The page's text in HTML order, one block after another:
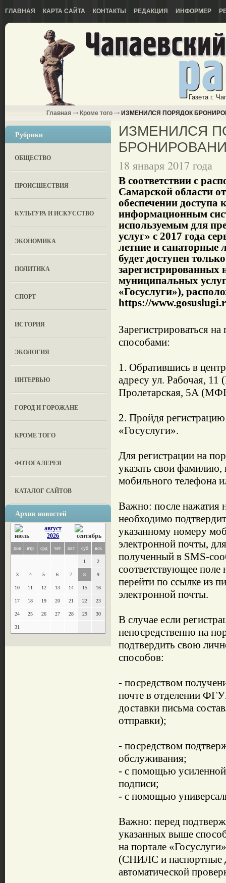
ГЛАВНАЯ КАРТА САЙТА КОНТАКТЫ РЕДАКЦИЯ ИНФОРМЕР
Газета г.
Главная Кроме того ИЗМЕНИЛСЯ ПОРЯДОК
Рубрики
ОБЩЕСТВО
ПРОИСШЕСТВИЯ
КУЛЬТУРА И ИСКУССТВО
ЭКОНОМИКА
ПОЛИТИКА
СПОРТ
ИСТОРИЯ
ЭКОЛОГИЯ
ИНТЕРВЬЮ
ГОРОД И ГОРОЖАНЕ
КРОМЕ ТОГО
ФОТОГАЛЕРЕЯ
КАТАЛОГ САЙТОВ
Архив новостей
август
2026
пон втр срд чет пят суб вск
1 2
3 4 5 6 7 8 9
10 11 12 13 14 15 16
17 18 19 20 21 22 23
24 25 26 27 28 29 30
31
ИЗМЕНИЛСЯ
18 января 2017 года
В соответствии с
Самарской области
обеспечении доступа
информационным
используемым для
услуг» с 2017 года
летние и санаторные
будет доступен
зарегистрированных
муниципальных
«Госуслуги»),
https://
Зарегистрироваться
способами:
1. Обратившись в
адресу ул. Рабочая,
Пролетарская, 5А
2. Пройдя регистрацию
«Госуслуги».
Для регистрации на
указать свои
мобильного телефона
Важно: после нажатия
необходимо
указанному номеру
электронной почты,
полученный в SMS-
соответствующее поле
перейти по ссылке из
электронной почты.
В случае если
непосредственно на
подтвердить свою
способов:
- посредством
почте в отделении
доставки письма
отправки);
- посредством
обслуживания;
- с помощью
подписи;
- с помощью
Важно: перед
указанных выше
на портале
(СНИЛС и паспортные
автоматической